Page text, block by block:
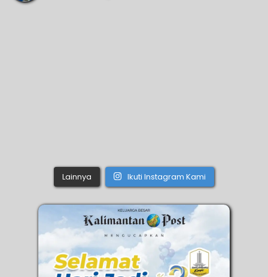
Lainnya Ikuti Instagram Kami